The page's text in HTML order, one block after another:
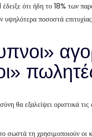
ότι ήδη το 18% των
υψηλότερα ποσοστά
θα εξαλείψει οριστικά
σωστά τη χρησιμοποιούν